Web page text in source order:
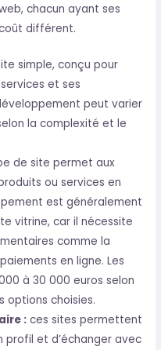
chacun ayant ses
différent.
simple, conçu pour
et ses
peut varier
la complexité et le
de site permet aux
ou services en
est généralement
vitrine, car il nécessite
comme la
en ligne. Les
à 30 000 euros selon
options choisies.
: ces sites permettent
profil et d’échanger avec